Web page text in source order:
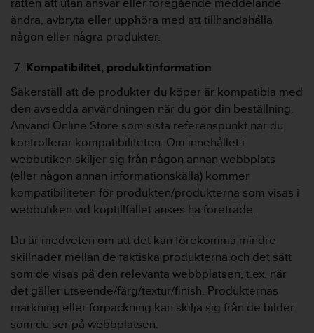
ändra, avbryta eller upphöra med att tillhandahålla
någon eller några produkter.
Kompatibilitet, produktinformation
Säkerställ att de produkter du köper är kompatibla med
den avsedda användningen när du gör din beställning.
Använd Online Store som sista referenspunkt när du
kontrollerar kompatibiliteten. Om innehållet i
webbutiken skiljer sig från någon annan webbplats
(eller någon annan informationskälla) kommer
kompatibiliteten för produkten/produkterna som visas i
webbutiken vid köptillfället anses ha företräde.
Du är medveten om att det kan förekomma mindre
skillnader mellan de faktiska produkterna och det sätt
som de visas på den relevanta webbplatsen, t.ex. när
det gäller utseende/färg/textur/finish. Produkternas
märkning eller förpackning kan skilja sig från de bilder
som du ser på webbplatsen.